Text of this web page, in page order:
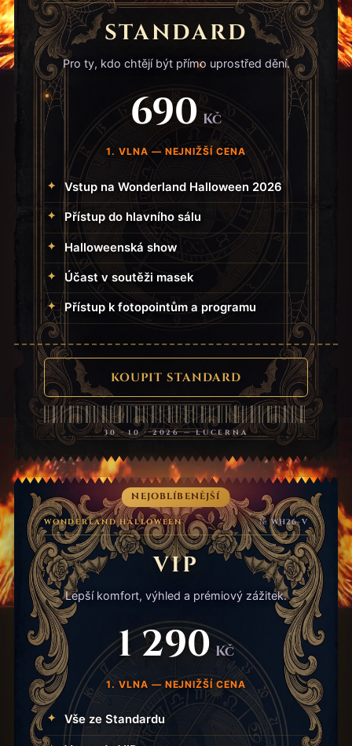
STANDARD
Pro ty, kdo chtějí být přímo uprostřed dění.
690 Kč
1. VLNA — NEJNIŽŠÍ CENA
Vstup na Wonderland Halloween 2026
Přístup do hlavního sálu
Halloweenská show
Účast v soutěži masek
Přístup k fotopointům a programu
KOUPIT STANDARD
30 · 10 · 2026 — LUCERNA
NEJOBLÍBENĚJŠÍ
WONDERLAND HALLOWEEN № WH26-V
VIP
Lepší komfort, výhled a prémiový zážitek.
1 290 Kč
1. VLNA — NEJNIŽŠÍ CENA
Vše ze Standardu